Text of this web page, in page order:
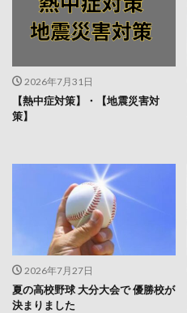
2026年7月31日
【熱中症対策】・【地震災害対
策】
2026年7月27日
夏の高校野球 大分大会で 優勝校が
決まりました